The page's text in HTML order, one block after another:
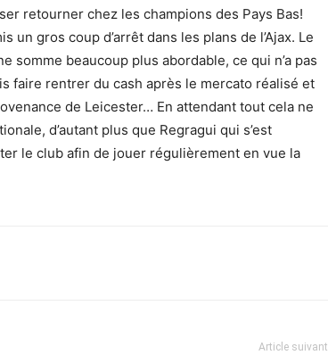
retourner chez les champions des Pays Bas!
un gros coup d’arrêt dans les plans de l’Ajax. Le
somme beaucoup plus abordable, ce qui n’a pas
faire rentrer du cash après le mercato réalisé et
de Leicester… En attendant tout cela ne
d’autant plus que Regragui qui s’est
le club afin de jouer régulièrement en vue la
Article suivant